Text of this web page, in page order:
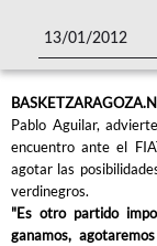
13/01/2012
Pablo Aguilar,
encuentro ante el
agotar las
verdinegros.
"Es otro partido
ganamos,